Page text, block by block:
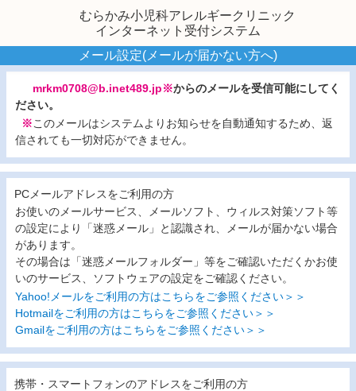
むらかみ小児科アレルギークリニック
インターネット受付システム
メール設定(メールが届かない方へ)
mrkm0708@b.inet489.jp※からのメールを受信可能にしてく
ださい。
※このメールはシステムよりお知らせを自動通知するため、返
信されても一切対応ができません。
PCメールアドレスをご利用の方
お使いのメールサービス、メールソフト、ウィルス対策ソフト等
の設定により「迷惑メール」と認識され、メールが届かない場合
があります。
その場合は「迷惑メールフォルダー」等をご確認いただくかお使
いのサービス、ソフトウェアの設定をご確認ください。
Yahoo!メールをご利用の方はこちらをご参照ください＞＞
Hotmailをご利用の方はこちらをご参照ください＞＞
Gmailをご利用の方はこちらをご参照ください＞＞
携帯・スマートフォンのアドレスをご利用の方